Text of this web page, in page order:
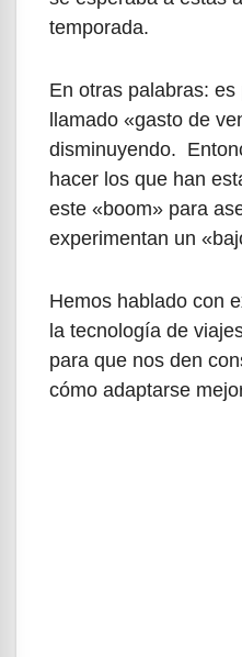
temporada.
En otras palabras:
llamado «gasto de
disminuyendo.
hacer los que han
este «boom» para
experimentan un
Hemos hablado con
la tecnología de
para que nos den
cómo adaptarse